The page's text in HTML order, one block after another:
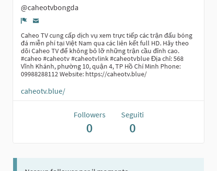
@caheotvbongda
Report
Caheo TV cung cấp dịch vụ xem trực tiếp các trận đấu bóng
đá miễn phí tại Việt Nam qua các liên kết full HD. Hãy theo
dõi Caheo TV để không bỏ lỡ những trận cầu đỉnh cao.
#caheo #caheotv #caheotvlink #caheotvblue Địa chỉ: 568
Vĩnh Khánh, phường 10, quận 4, TP Hồ Chí Minh Phone:
09988288112 Website: https://caheotv.blue/
caheotv.blue/
Followers
0
Seguiti
0